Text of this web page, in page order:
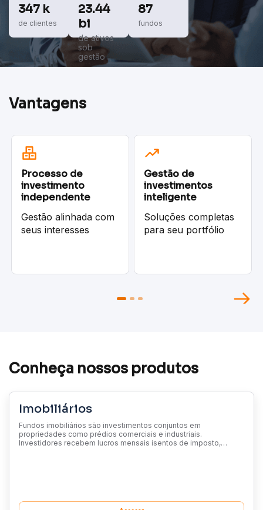
347 k
de clientes
23.44
bi
de ativos
sob
gestão
87
fundos
Vantagens
Processo de
investimento
independente
Gestão alinhada com
seus interesses
Gestão de
investimentos
inteligente
Soluções completas
para seu portfólio
Conheça nossos produtos
Imobiliários
Fundos imobiliários são investimentos conjuntos em
propriedades como prédios comerciais e industriais.
Investidores recebem lucros mensais isentos de imposto,